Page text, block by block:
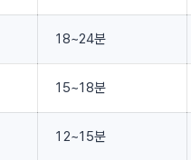
18~24분
15~18분
12~15분